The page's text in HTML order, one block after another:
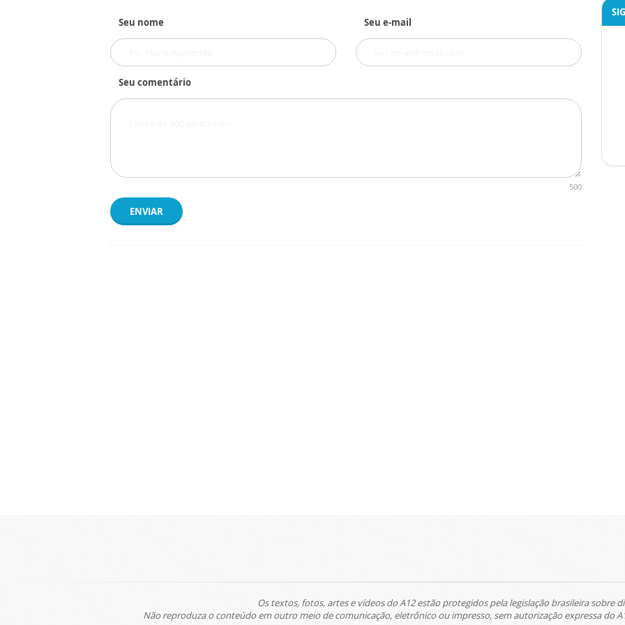
Seu nome Seu e-mail
Seu comentário
500
ENVIAR
Os textos, fotos, artes e vídeos do A12 estão protegidos pela legislação brasileira sobre
Não reproduza o conteúdo em outro meio de comunicação, eletrônico ou impresso, sem autorização expressa do